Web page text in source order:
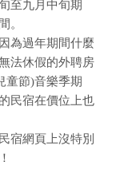
至九月中旬期
。
為過年期間什麼
法休假的外聘房
童節)音樂季期
民宿在價位上也
宿網頁上沒特別